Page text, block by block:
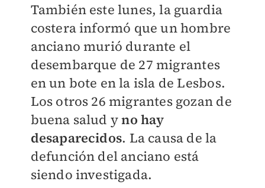
También este lunes, la guardia
costera informó que un hombre
anciano murió durante el
desembarque de 27 migrantes
en un bote en la isla de Lesbos.
Los otros 26 migrantes gozan de
buena salud yno hay
desaparecidos. La causa de la
defunción del anciano está
siendo investigada.